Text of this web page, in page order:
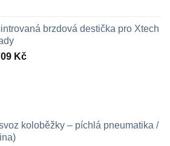
brzdová destička pro Xtech
KčRozpětí
koloběžky – píchlá pneumatika /